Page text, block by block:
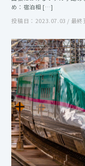
め：宿泊相 […]
投稿日：2023.07.03 / 最終